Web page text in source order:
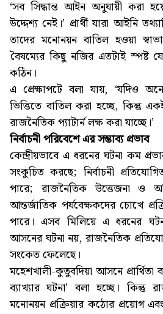
‘সব সিদ্ধান্ত আইন অনুযায়ী করা
উদ্দেশ্য নেই।’ প্রার্থী যারা আইনি
তাদের মনোনয়ন বাতিল হওয়া
বৈষম্যের কিছু নজির এতটাই স্পষ্ট
কঠিন।
এ প্রেক্ষাপটে বলা যায়, ‘যদিও
ভিত্তিতে বাতিল করা হচ্ছে, কিন্তু
রাজনৈতিক প্যাটার্ন লক্ষ করা যাচ্ছে।’
নির্বাচনী পরিবেশে এর সম্ভাব্য প্রভাব
কেন্দ্রীয়ভাবে এ ধরনের ঘটনা কম
সংকুচিত করছে; নির্বাচনী
পারে; রাজনৈতিক উত্তেজনা ও
আন্তর্জাতিক পর্যবেক্ষকদের চোখে
পারে। এসব মিলিয়ে এ ধরনের
আসনের ঘটনা নয়, রাজনৈতিক
সংকেত ফেলেছে।
মহেশখালী-কুতুবদিয়া আসনে
ব্যাখ্যার ঘটনা’ বলা হচ্ছে। কিন্তু
মনোনয়ন প্রক্রিয়ার কঠোর প্রয়োগ এবং